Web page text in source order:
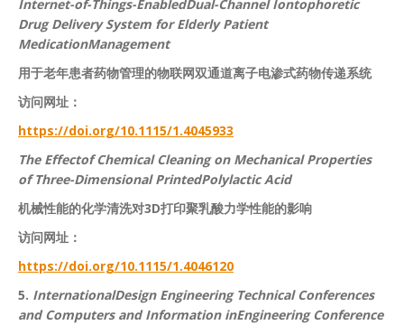
Internet-of-Things-EnabledDual-Channel Iontophoretic
Drug Delivery System for Elderly Patient
MedicationManagement
用于老年患者药物管理的物联网双通道离子电渗式药物传递系统
访问网址：
https://doi.org/10.1115/1.4045933
The Effectof Chemical Cleaning on Mechanical Properties
of Three-Dimensional PrintedPolylactic Acid
机械性能的化学清洗对3D打印聚乳酸力学性能的影响
访问网址：
https://doi.org/10.1115/1.4046120
5. InternationalDesign Engineering Technical Conferences
and Computers and Information inEngineering Conference